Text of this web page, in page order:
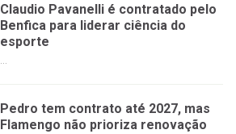
Claudio Pavanelli é contratado pelo
Benfica para liderar ciência do
esporte
Pedro tem contrato até 2027, mas
Flamengo não prioriza renovação